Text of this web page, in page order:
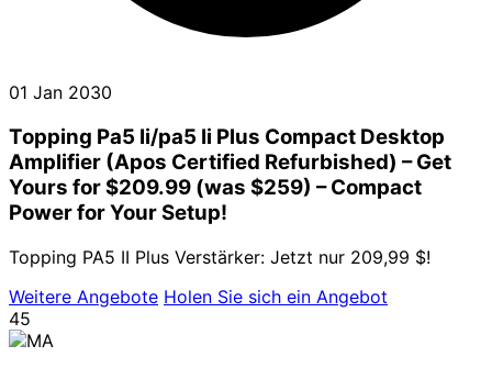
01 Jan 2030
Topping Pa5 Ii/pa5 Ii Plus Compact Desktop
Amplifier (Apos Certified Refurbished) – Get
Yours for $209.99 (was $259) – Compact
Power for Your Setup!
Topping PA5 II Plus Verstärker: Jetzt nur 209,99 $!
Weitere Angebote Holen Sie sich ein Angebot
45